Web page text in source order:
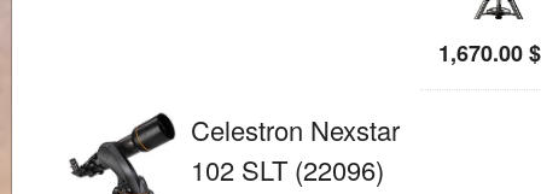
1,670.00$
Celestron Nexstar
102 SLT (22096)